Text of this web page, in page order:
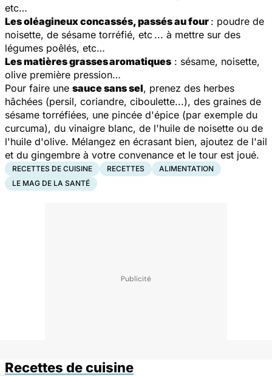
etc…
Les oléagineux concassés, passés au four : poudre de
noisette, de sésame torréfié, etc ... à mettre sur des
légumes poêlés, etc…
Les matières grasses aromatiques : sésame, noisette,
olive première pression…
Pour faire une sauce sans sel, prenez des herbes
hâchées (persil, coriandre, ciboulette...), des graines de
sésame torréfiées, une pincée d'épice (par exemple du
curcuma), du vinaigre blanc, de l'huile de noisette ou de
l'huile d'olive. Mélangez en écrasant bien, ajoutez de l'ail
et du gingembre à votre convenance et le tour est joué.
RECETTES DE CUISINE RECETTES
ALIMENTATION
LE MAG DE LA SANTÉ
Recettes de cuisine